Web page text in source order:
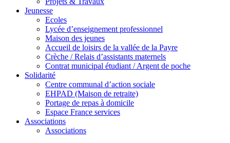
Jeunesse
Ecoles
Lycée d’enseignement professionnel
Maison des jeunes
Accueil de loisirs de la vallée de la Payre
Crèche / Relais d’assistants maternels
Contrat municipal étudiant / Argent de poche
Solidarité
Centre communal d’action sociale
EHPAD (Maison de retraite)
Portage de repas à domicile
Espace France services
Associations
Associations